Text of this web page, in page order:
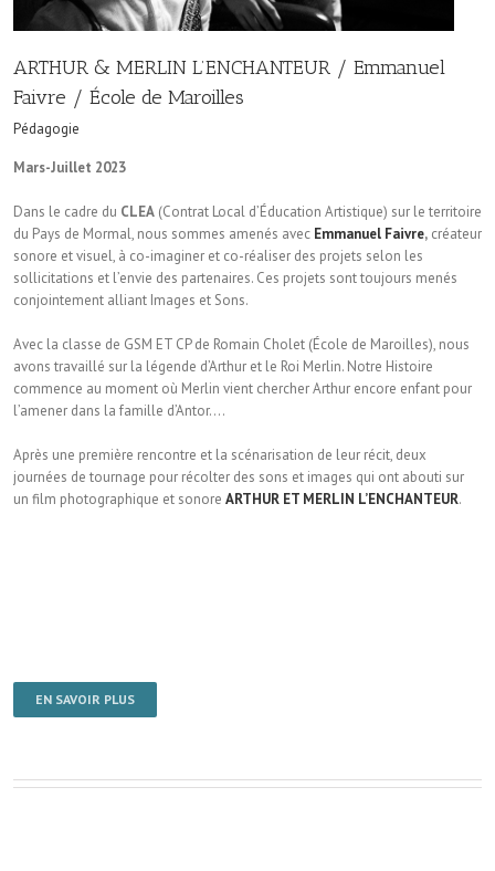
ARTHUR & MERLIN L’ENCHANTEUR / Emmanuel
Faivre / École de Maroilles
Pédagogie
Mars-Juillet 2023
Dans le cadre du CLEA (Contrat Local d’Éducation Artistique) sur le territoire
du Pays de Mormal, nous sommes amenés avec Emmanuel Faivre, créateur
sonore et visuel, à co-imaginer et co-réaliser des projets selon les
sollicitations et l’envie des partenaires. Ces projets sont toujours menés
conjointement alliant Images et Sons.
Avec la classe de GSM ET CP de Romain Cholet (École de Maroilles), nous
avons travaillé sur la légende d’Arthur et le Roi Merlin. Notre Histoire
commence au moment où Merlin vient chercher Arthur encore enfant pour
l’amener dans la famille d’Antor….
Après une première rencontre et la scénarisation de leur récit, deux
journées de tournage pour récolter des sons et images qui ont abouti sur
un film photographique et sonore ARTHUR ET MERLIN L’ENCHANTEUR.
EN SAVOIR PLUS